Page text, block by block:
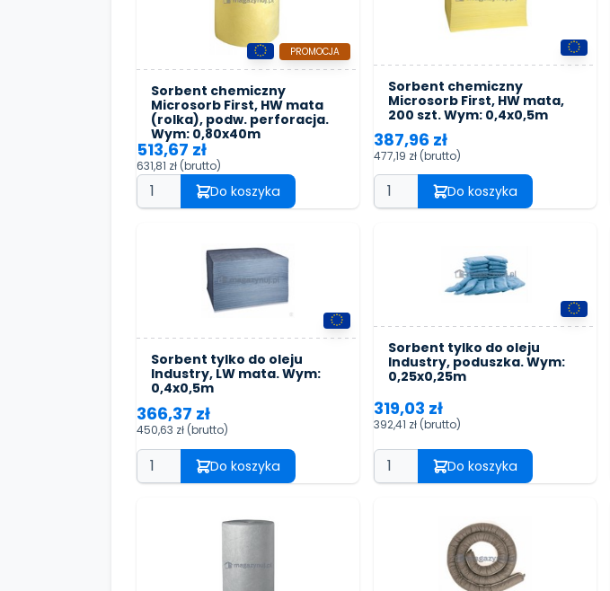
Sorbent chemiczny
Microsorb First, HW mata
(rolka), podw. perforacja.
Wym: 0,80x40m
PROMOCJA
513,67 zł
631,81 zł (brutto)
Do koszyka
Sorbent chemiczny
Microsorb First, HW mata,
200 szt. Wym: 0,4x0,5m
387,96 zł
477,19 zł (brutto)
Do koszyka
Sorbent tylko do oleju
Industry, LW mata. Wym:
0,4x0,5m
366,37 zł
450,63 zł (brutto)
Do koszyka
Sorbent tylko do oleju
Industry, poduszka. Wym:
0,25x0,25m
319,03 zł
392,41 zł (brutto)
Do koszyka